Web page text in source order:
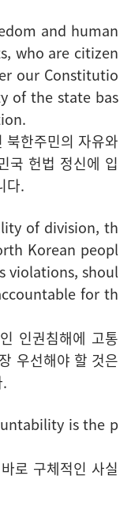
and human
who are citizen
our Constitutio
of the state bas
북한주민의 자유와
국 헌법 정신에 입
다.
of division, th
Korean peopl
violations, shoul
for th
인권침해에 고통
우선해야 할 것은
is the p
로 구체적인 사실